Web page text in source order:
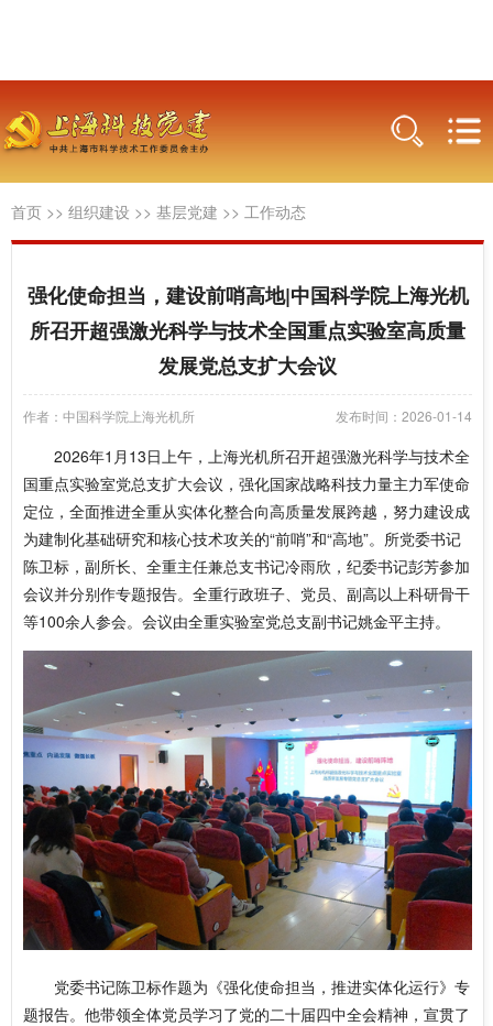
首页 >> 组织建设 >> 基层党建 >> 工作动态
强化使命担当，建设前哨高地|中国科学院上海光机
所召开超强激光科学与技术全国重点实验室高质量
发展党总支扩大会议
作者：中国科学院上海光机所 发布时间：2026-01-14
2026年1月13日上午，上海光机所召开超强激光科学与技术全
国重点实验室党总支扩大会议，强化国家战略科技力量主力军使命
定位，全面推进全重从实体化整合向高质量发展跨越，努力建设成
为建制化基础研究和核心技术攻关的“前哨”和“高地”。所党委书记
陈卫标，副所长、全重主任兼总支书记冷雨欣，纪委书记彭芳参加
会议并分别作专题报告。全重行政班子、党员、副高以上科研骨干
等100余人参会。会议由全重实验室党总支副书记姚金平主持。
党委书记陈卫标作题为《强化使命担当，推进实体化运行》专
题报告。他带领全体党员学习了党的二十届四中全会精神，宣贯了